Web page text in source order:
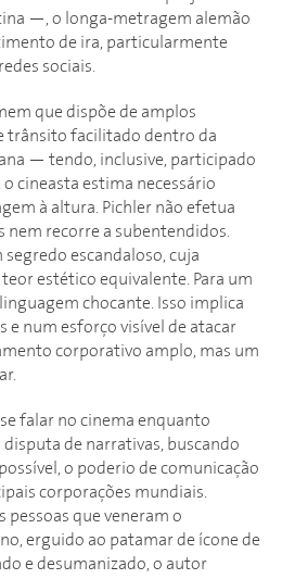
—, o longa-metragem alemão
de ira, particularmente
sociais.
que dispõe de amplos
trânsito facilitado dentro da
— tendo, inclusive, participado
cineasta estima necessário
à altura. Pichler não efetua
nem recorre a subentendidos.
segredo escandaloso, cuja
estético equivalente. Para um
chocante. Isso implica
e num esforço visível de atacar
corporativo amplo, mas um
falar no cinema enquanto
de narrativas, buscando
o poderio de comunicação
corporações mundiais.
pessoas que veneram o
erguido ao patamar de ícone de
e desumanizado, o autor